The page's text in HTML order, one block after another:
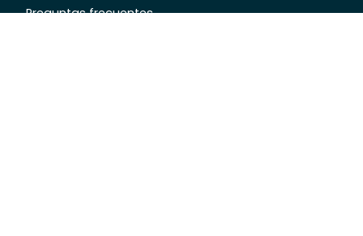
Preguntas frecuentes